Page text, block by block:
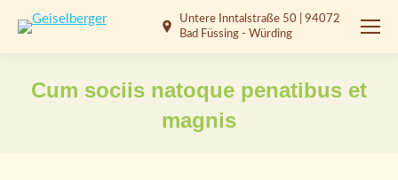
Untere Inntalstraße 50 | 94072
Bad Füssing - Würding
Cum sociis natoque penatibus et
magnis